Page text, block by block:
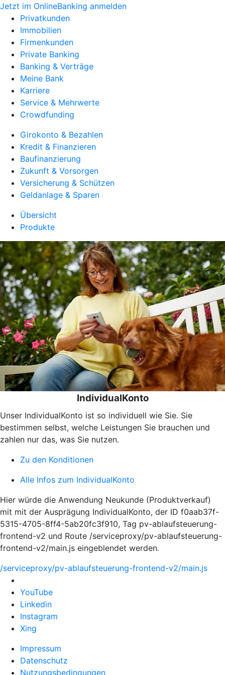
Jetzt im OnlineBanking anmelden
Privatkunden
Immobilien
Firmenkunden
Private Banking
Banking & Verträge
Meine Bank
Karriere
Service & Mehrwerte
Crowdfunding
Girokonto & Bezahlen
Kredit & Finanzieren
Baufinanzierung
Zukunft & Vorsorgen
Versicherung & Schützen
Geldanlage & Sparen
Übersicht
Produkte
IndividualKonto
Unser IndividualKonto ist so individuell wie Sie. Sie
bestimmen selbst, welche Leistungen Sie brauchen und
zahlen nur das, was Sie nutzen.
Zu den Konditionen
Alle Infos zum IndividualKonto
Hier würde die Anwendung Neukunde (Produktverkauf)
mit mit der Ausprägung IndividualKonto, der ID f0aab37f-
5315-4705-8ff4-5ab20fc3f910, Tag pv-ablaufsteuerung-
frontend-v2 und Route /serviceproxy/pv-ablaufsteuerung-
frontend-v2/main.js eingeblendet werden.
/serviceproxy/pv-ablaufsteuerung-frontend-v2/main.js
YouTube
Linkedin
Instagram
Xing
Impressum
Datenschutz
Nutzungsbedingungen